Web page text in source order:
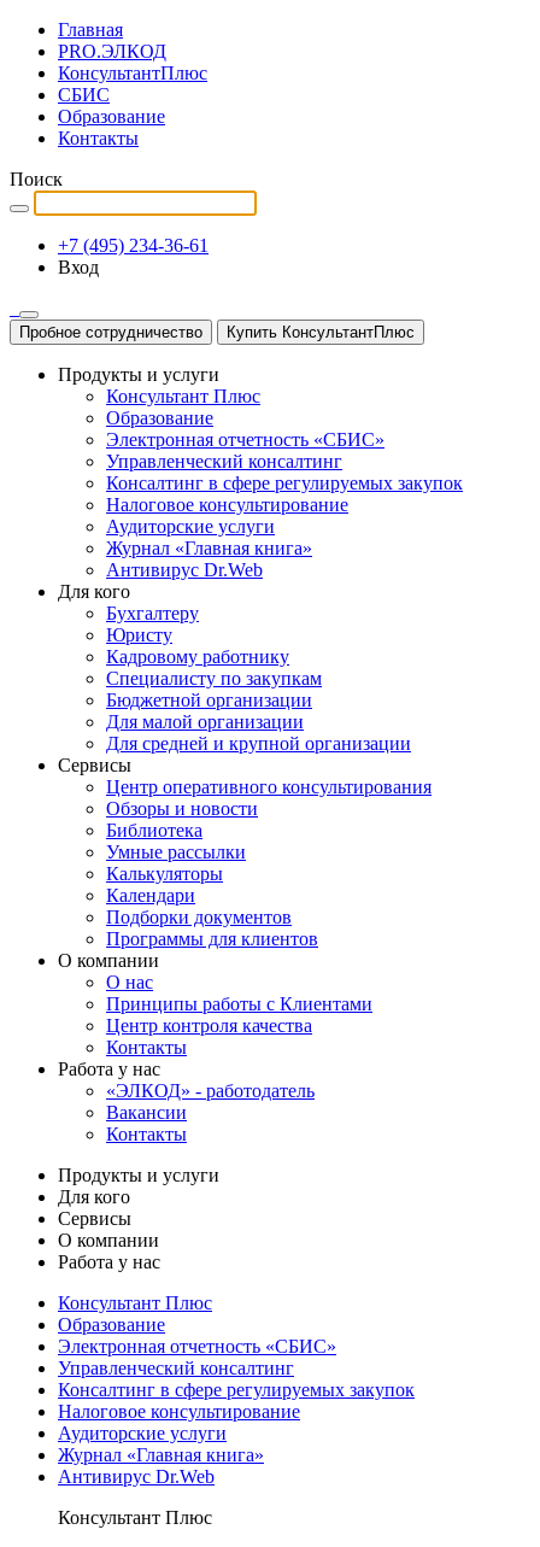
Главная
PRO.ЭЛКОД
КонсультантПлюс
СБИС
Образование
Контакты
Поиск
+7 (495) 234-36-61
Вход
Пробное сотрудничество Купить КонсультантПлюс
Продукты и услуги
Консультант Плюс
Образование
Электронная отчетность «СБИС»
Управленческий консалтинг
Консалтинг в сфере регулируемых закупок
Налоговое консультирование
Аудиторские услуги
Журнал «Главная книга»
Антивирус Dr.Web
Для кого
Бухгалтеру
Юристу
Кадровому работнику
Специалисту по закупкам
Бюджетной организации
Для малой организации
Для средней и крупной организации
Сервисы
Центр оперативного консультирования
Обзоры и новости
Библиотека
Умные рассылки
Калькуляторы
Календари
Подборки документов
Программы для клиентов
О компании
О нас
Принципы работы с Клиентами
Центр контроля качества
Контакты
Работа у нас
«ЭЛКОД» - работодатель
Вакансии
Контакты
Продукты и услуги
Для кого
Сервисы
О компании
Работа у нас
Консультант Плюс
Образование
Электронная отчетность «СБИС»
Управленческий консалтинг
Консалтинг в сфере регулируемых закупок
Налоговое консультирование
Аудиторские услуги
Журнал «Главная книга»
Антивирус Dr.Web
Консультант Плюс